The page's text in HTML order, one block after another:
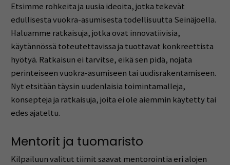
Etsimme rohkeita ja uusia ideoita, jotka tekevät
edullisesta vuokra-asumisesta todellisuutta Seinäjoella.
Haluamme ratkaisuja, jotka ovat innovatiivisia,
käytännössä toteutettavissa ja tuottavat konkreettista
hyötyä. Ratkaisun ei tarvitse, eikä sen pidä, nojata
perinteiseen vuokra-asumiseen tai uudisrakentamiseen.
Nyt etsitään täysin uudenlaisia toimintamalleja,
konsepteja ja ratkaisuja, joita ei ole aiemmin käytetty tai
edes ajateltu.
Mentorit ja tuomaristo
Kilpailuun valitut tiimit saavat mentorointia eri alojen